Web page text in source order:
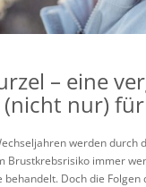
– eine
nur)
werden durch
Brustkrebsrisiko immer
Doch die Folgen